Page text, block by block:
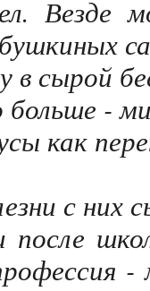
Везде
в сырой
-
как
с них
-